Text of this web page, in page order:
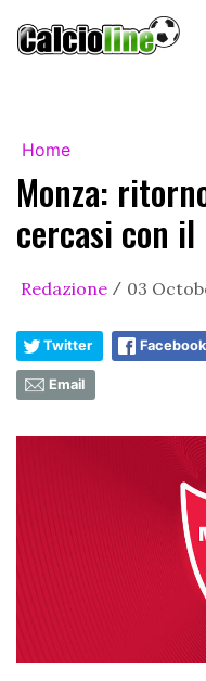
Home
Monza:
cercasi con il
Redazione / 03
Twitter Facebook
Email